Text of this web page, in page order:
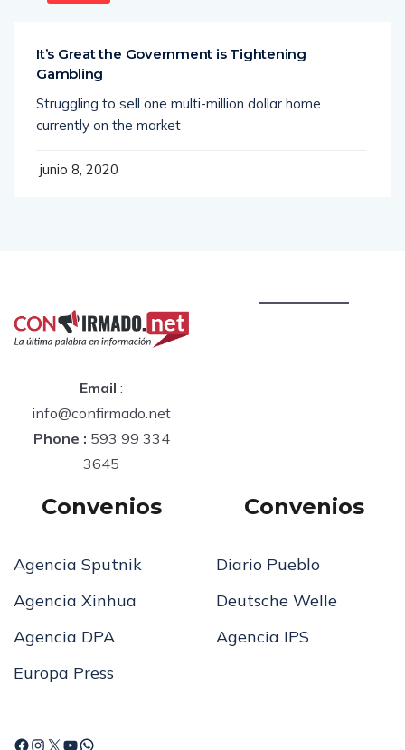
It’s Great the Government is Tightening
Gambling
Struggling to sell one multi-million dollar home
currently on the market
junio 8, 2020
Email :
info@confirmado.net
Phone : 593 99 334
3645
Convenios
Agencia Sputnik
Agencia Xinhua
Agencia DPA
Europa Press
Convenios
Diario Pueblo
Deutsche Welle
Agencia IPS